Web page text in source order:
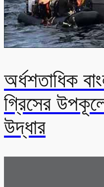
অর্ধশতাধিক
গ্রিসের
উদ্ধার